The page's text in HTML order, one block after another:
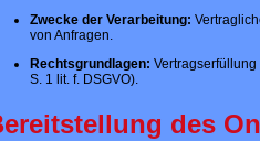
Zwecke der Verarbeitung:
von Anfragen.
Rechtsgrundlagen: Vertragserfüllung
S. 1 lit. f. DSGVO).
des